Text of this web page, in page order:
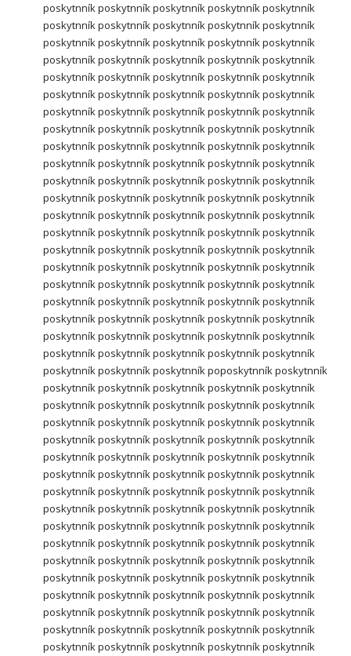
poskytnník poskytnník poskytnník poskytnník poskytnník
poskytnník poskytnník poskytnník poskytnník poskytnník
poskytnník poskytnník poskytnník poskytnník poskytnník
poskytnník poskytnník poskytnník poskytnník poskytnník
poskytnník poskytnník poskytnník poskytnník poskytnník
poskytnník poskytnník poskytnník poskytnník poskytnník
poskytnník poskytnník poskytnník poskytnník poskytnník
poskytnník poskytnník poskytnník poskytnník poskytnník
poskytnník poskytnník poskytnník poskytnník poskytnník
poskytnník poskytnník poskytnník poskytnník poskytnník
poskytnník poskytnník poskytnník poskytnník poskytnník
poskytnník poskytnník poskytnník poskytnník poskytnník
poskytnník poskytnník poskytnník poskytnník poskytnník
poskytnník poskytnník poskytnník poskytnník poskytnník
poskytnník poskytnník poskytnník poskytnník poskytnník
poskytnník poskytnník poskytnník poskytnník poskytnník
poskytnník poskytnník poskytnník poskytnník poskytnník
poskytnník poskytnník poskytnník poskytnník poskytnník
poskytnník poskytnník poskytnník poskytnník poskytnník
poskytnník poskytnník poskytnník poskytnník poskytnník
poskytnník poskytnník poskytnník poskytnník poskytnník
poskytnník poskytnník poskytnník poposkytnník poskytnník
poskytnník poskytnník poskytnník poskytnník poskytnník
poskytnník poskytnník poskytnník poskytnník poskytnník
poskytnník poskytnník poskytnník poskytnník poskytnník
poskytnník poskytnník poskytnník poskytnník poskytnník
poskytnník poskytnník poskytnník poskytnník poskytnník
poskytnník poskytnník poskytnník poskytnník poskytnník
poskytnník poskytnník poskytnník poskytnník poskytnník
poskytnník poskytnník poskytnník poskytnník poskytnník
poskytnník poskytnník poskytnník poskytnník poskytnník
poskytnník poskytnník poskytnník poskytnník poskytnník
poskytnník poskytnník poskytnník poskytnník poskytnník
poskytnník poskytnník poskytnník poskytnník poskytnník
poskytnník poskytnník poskytnník poskytnník poskytnník
poskytnník poskytnník poskytnník poskytnník poskytnník
poskytnník poskytnník poskytnník poskytnník poskytnník
poskytnník poskytnník poskytnník poskytnník poskytnník